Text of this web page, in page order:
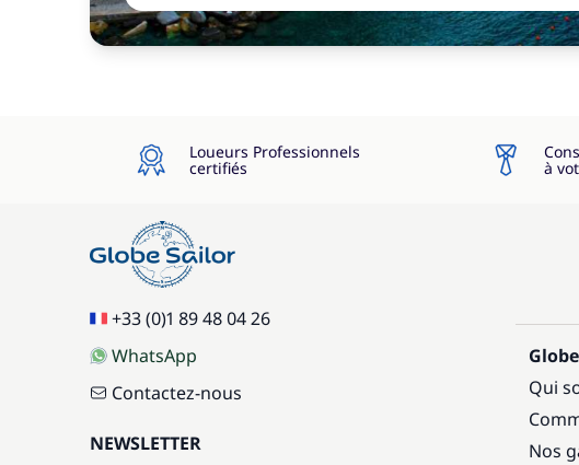
Loueurs Professionnels
certifiés à
+33 (0)1 89 48 04 26
WhatsApp
Contactez-nous
NEWSLETTER
Qui
Nos